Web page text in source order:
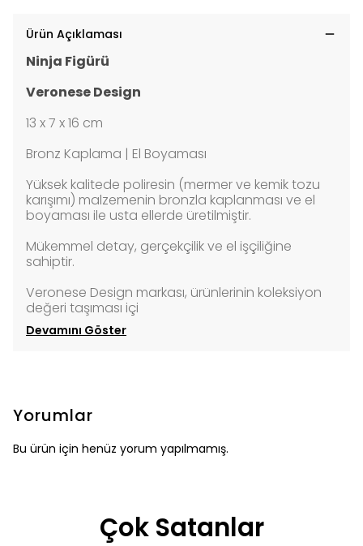
Ürün Açıklaması
Ninja Figürü
Veronese Design
13 x 7 x 16 cm
Bronz Kaplama | El Boyaması
Yüksek kalitede poliresin (mermer ve kemik tozu
karışımı) malzemenin bronzla kaplanması ve el
boyaması ile usta ellerde üretilmiştir.
Mükemmel detay, gerçekçilik ve el işçiliğine
sahiptir.
Veronese Design markası, ürünlerinin koleksiyon
değeri taşıması içi
Devamını Göster
Yorumlar
Bu ürün için henüz yorum yapılmamış.
Çok Satanlar